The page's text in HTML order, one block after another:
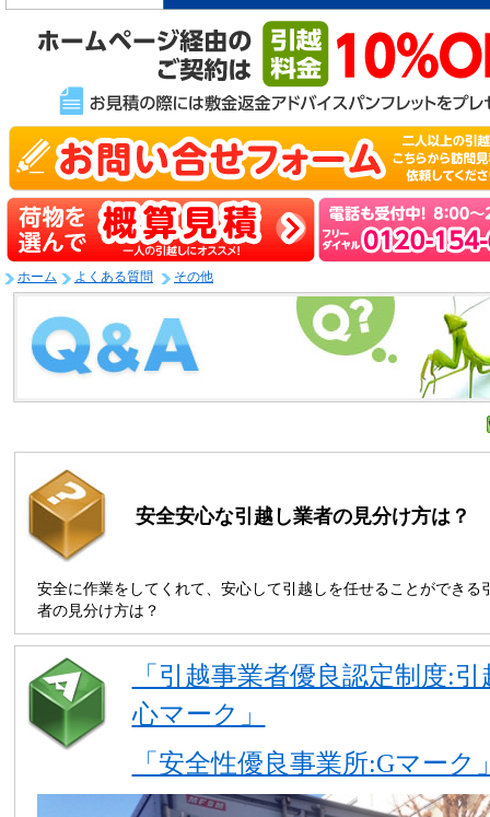
ホーム よくある質問 その他
安全安心な引越し業者の見分け方は？
安全に作業をしてくれて、安心して引越しを任せることができる
者の見分け方は？
「引越事業者優良認定制度:引
心マーク」
「安全性優良事業所:Gマーク